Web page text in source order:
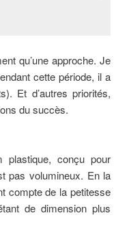
qu’une approche. Je
cette période, il a
Et d’autres priorités,
du succès.
plastique, conçu pour
pas volumineux. En la
compte de la petitesse
de dimension plus